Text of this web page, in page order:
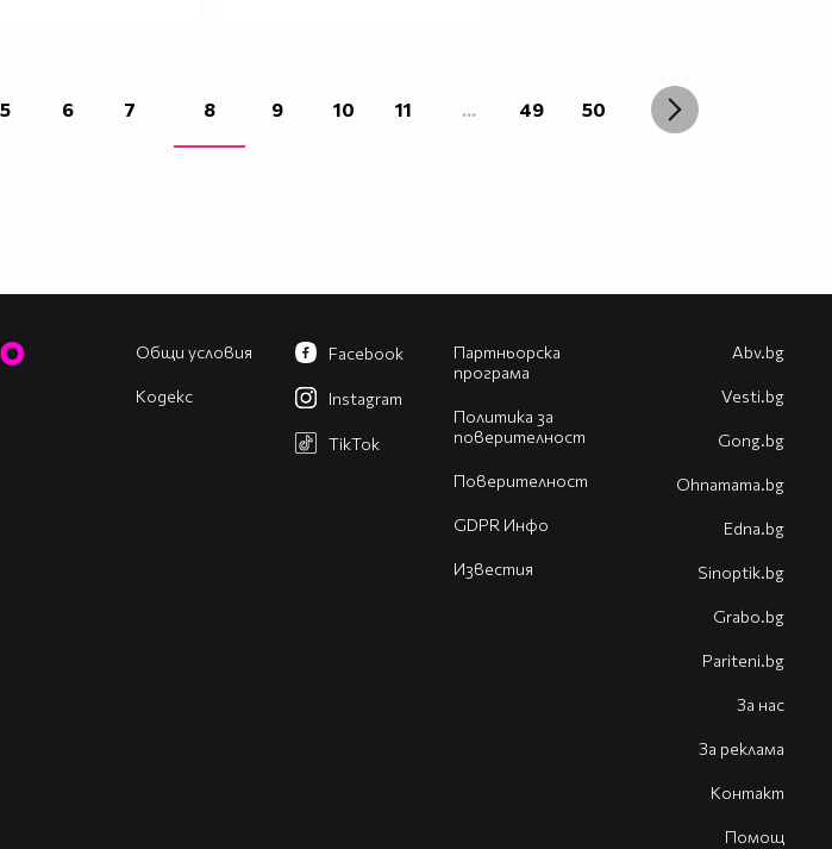
5 6 7 8 9 10 11 ... 49 50
Общи условия
Кодекс
Партньорска
програма
Политика за
поверителност
Поверителност
GDPR Инфо
Известия
Facebook
Instagram
TikTok
Abv.bg
Vesti.bg
Gong.bg
Оhnamama.bg
Edna.bg
Sinoptik.bg
Grabo.bg
Pariteni.bg
За нас
За реклама
Контакт
Помощ